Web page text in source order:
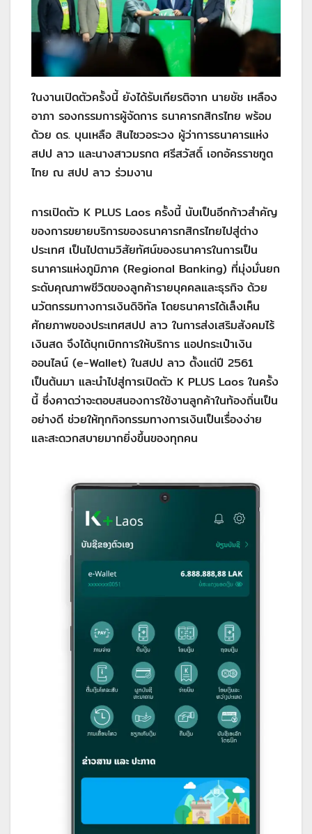
ในงานเปิดตัวครั้งนี้ ยังได้รับเกียรติจาก นายชัช เหลือง
อาภา รองกรรมการผู้จัดการ ธนาคารกสิกรไทย พร้อม
ด้วย ดร. บุนเหลือ สินไซวอระวง ผู้ว่าการธนาคารแห่ง
สปป ลาว และนางสาวมรกต ศรีสวัสดิ์ เอกอัครราชทูต
ไทย ณ สปป ลาว ร่วมงาน
การเปิดตัว K PLUS Laos ครั้งนี้ นับเป็นอีกก้าวสำคัญ
ของการขยายบริการของธนาคารกสิกรไทยไปสู่ต่าง
ประเทศ เป็นไปตามวิสัยทัศน์ของธนาคารในการเป็น
ธนาคารแห่งภูมิภาค (Regional Banking) ที่มุ่งมั่นยก
ระดับคุณภาพชีวิตของลูกค้ารายบุคคลและธุรกิจ ด้วย
นวัตกรรมทางการเงินดิจิทัล โดยธนาคารได้เล็งเห็น
ศักยภาพของประเทศสปป ลาว ในการส่งเสริมสังคมไร้
เงินสด จึงได้บุกเบิกการให้บริการ แอปกระเป๋าเงิน
ออนไลน์ (e-Wallet) ในสปป ลาว ตั้งแต่ปี 2561
เป็นต้นมา และนำไปสู่การเปิดตัว K PLUS Laos ในครั้ง
นี้ ซึ่งคาดว่าจะตอบสนองการใช้งานลูกค้าในท้องถิ่นเป็น
อย่างดี ช่วยให้ทุกกิจกรรมทางการเงินเป็นเรื่องง่าย
และสะดวกสบายมากยิ่งขึ้นของทุกคน